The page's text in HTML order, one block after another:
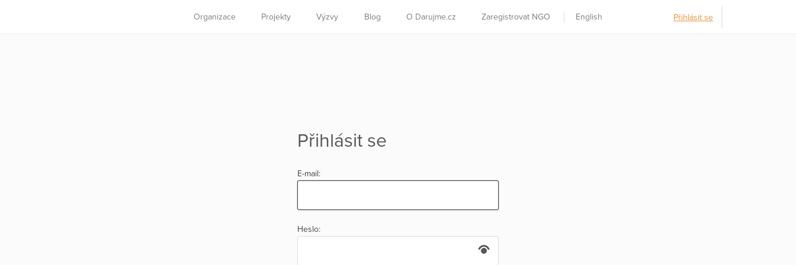
Organizace Projekty Výzvy Blog O Darujme.cz Zaregistrovat NGO English Přihlásit se
Přihlásit se
E-mail:
Heslo: